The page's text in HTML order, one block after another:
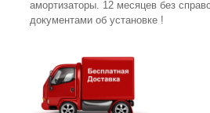
амортизаторы. 12 месяцев без
документами об установке !